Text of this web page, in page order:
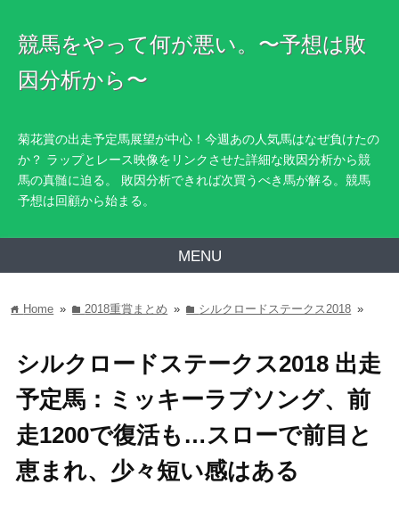
競馬をやって何が悪い。〜予想は敗
因分析から〜
菊花賞の出走予定馬展望が中心！今週あの人気馬はなぜ負けたの
か？ ラップとレース映像をリンクさせた詳細な敗因分析から競
馬の真髄に迫る。 敗因分析できれば次買うべき馬が解る。競馬
予想は回顧から始まる。
MENU
home Home » folder2018重賞まとめ » folder シルクロードステークス2018 »
シルクロードステークス2018 出走
予定馬：ミッキーラブソング、前
走1200で復活も…スローで前目と
恵まれ、少々短い感はある